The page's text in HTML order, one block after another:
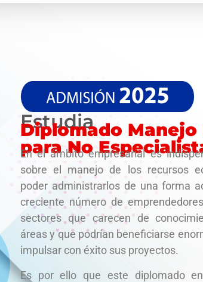
Estudia
Diplomado Manejo
para No
En el ámbito empresarial es
sobre el manejo de los recursos
poder administrarlos de una forma
creciente número de
sectores que carecen de
áreas y que podrían beneficiarse
impulsar con éxito sus proyectos.
Es por ello que este diplomado